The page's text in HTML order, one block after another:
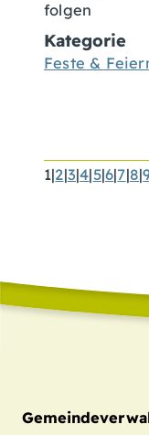
folgen
Kategorie
Feste &
1|2|3|4|5|6|7|8|